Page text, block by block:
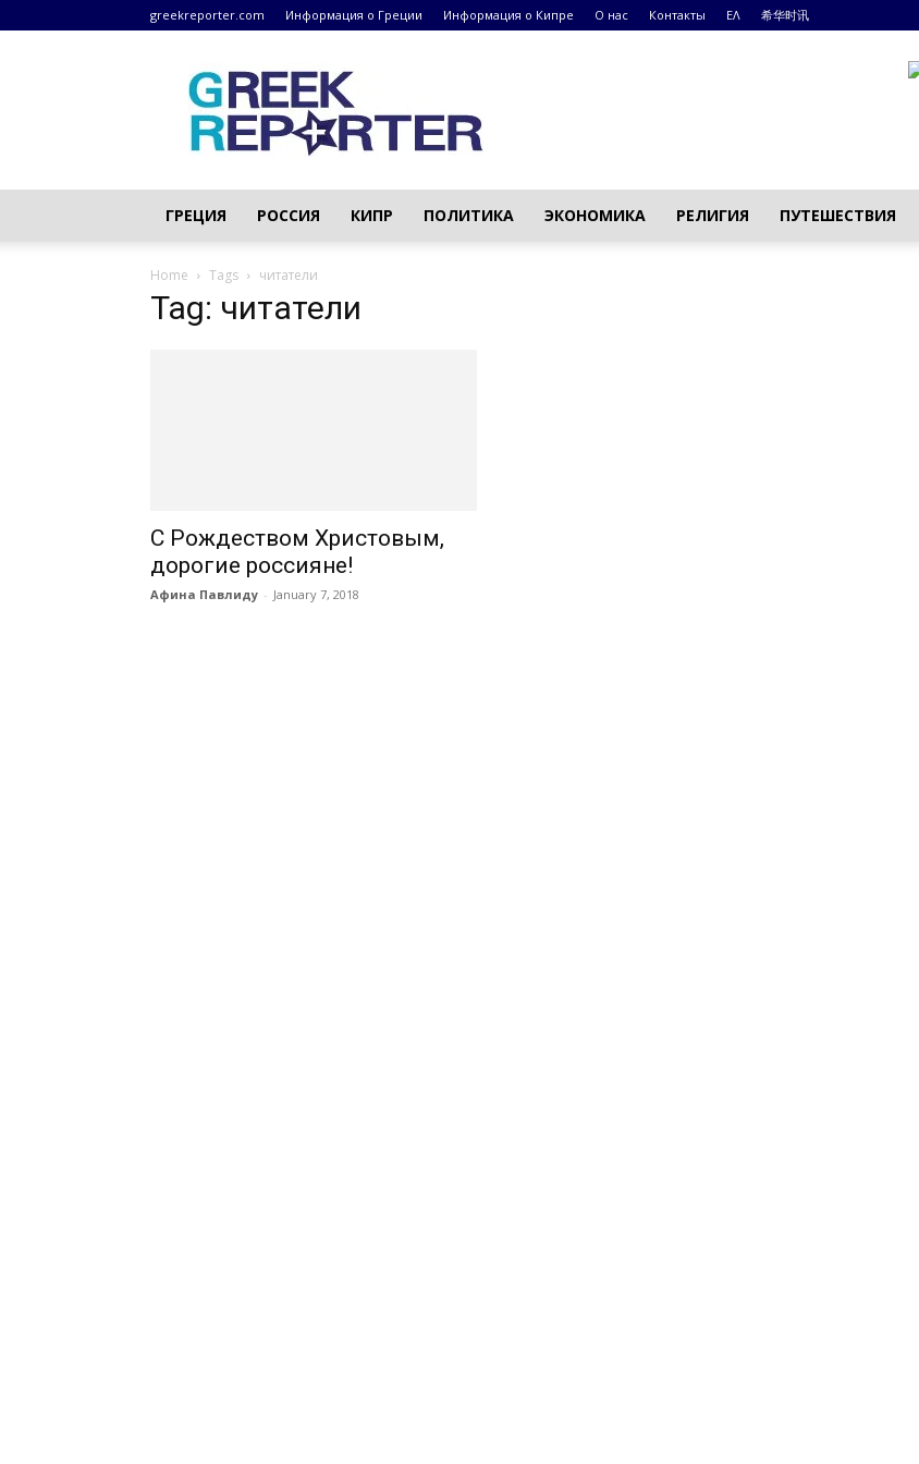
greekreporter.com Информация о Греции Информация о Кипре О нас Контакты ΕΛ 希华时讯
Греческие
новости
–
greekreporter.com
ГРЕЦИЯ РОССИЯ КИПР ПОЛИТИКА ЭКОНОМИКА РЕЛИГИЯ ПУТЕШЕСТВИЯ
Home Tags читатели
Tag: читатели
С Рождеством Христовым,
дорогие россияне!
Афина Павлиду - January 7, 2018